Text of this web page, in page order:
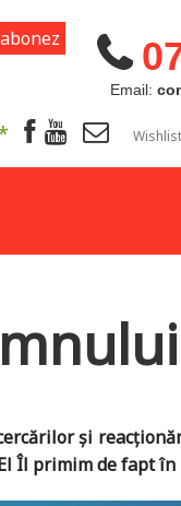
Email:
Wishlist
și
Îl primim de fapt